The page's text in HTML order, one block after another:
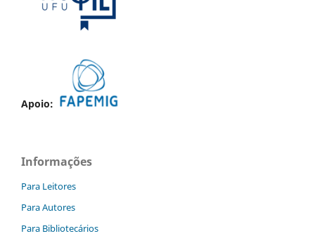
Apoio:
Informações
Para Leitores
Para Autores
Para Bibliotecários